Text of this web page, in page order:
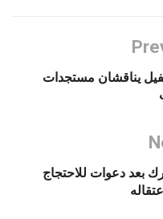
يناقشان مستجدات
بعد دعوات للاحتجاج